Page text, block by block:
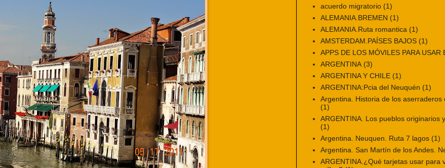
acuerdo migratorio (1)
ALEMANIA.BREMEN (1)
ALEMANIA.Ruta romantica (1)
AMSTERDAM.PAÍSES BAJOS (1)
APPS DE LOS MÓVILES PARA USAR
ARGENTINA (3)
ARGENTINA Y CHILE (1)
ARGENTINA:Pcia del Neuquén (1)
Argentina. Historia de los aserraderos
(1)
ARGENTINA. Los pueblos originarios
(1)
Argentina. Neuquen. Ruta 7 lagos (1)
Argentina. San Martín de los Andes.
ARGENTINA.¿Qué tarjetas usar para